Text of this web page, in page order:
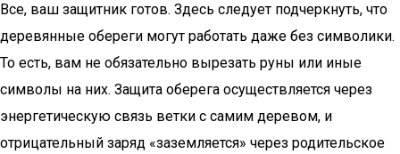
Все, ваш защитник готов. Здесь следует подчеркнуть, что
деревянные обереги могут работать даже без символики.
То есть, вам не обязательно вырезать руны или иные
символы на них. Защита оберега осуществляется через
энергетическую связь ветки с самим деревом, и
отрицательный заряд «заземляется» через родительское